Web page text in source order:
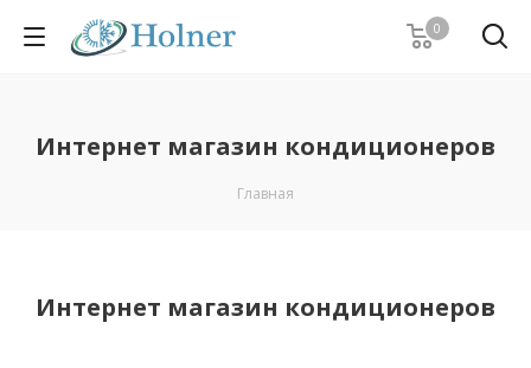
0
Интернет магазин кондиционеров
Главная
Интернет магазин кондиционеров